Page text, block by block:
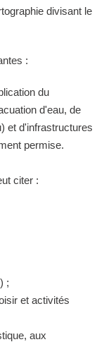
divisant le
:
du
d'eau, de
et d'infrastructures
permise.
citer :
;
et activités
aux